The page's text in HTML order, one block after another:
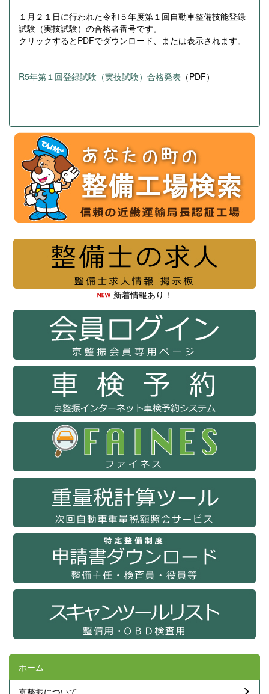
１月２１日に行われた令和５年度第１回自動車整備技能登録
試験（実技試験）の合格者番号です。
クリックするとPDFでダウンロード、または表示されます。
R5年第１回登録試験（実技試験）合格発表 （PDF）
新着情報あり！
ホーム
京整振について